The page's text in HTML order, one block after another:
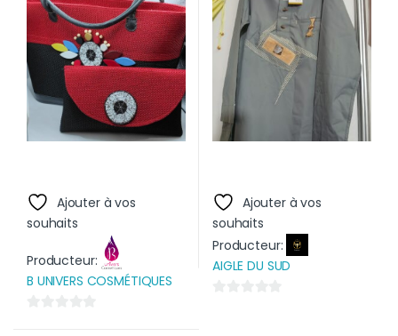
Ajouter à vos
souhaits
Producteur:
B UNIVERS COSMÉTIQUES
Ajouter à vos
souhaits
Producteur:
AIGLE DU SUD